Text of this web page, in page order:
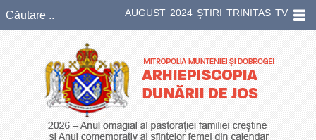
AUGUST 2024 ŞTIRI TRINITAS TV